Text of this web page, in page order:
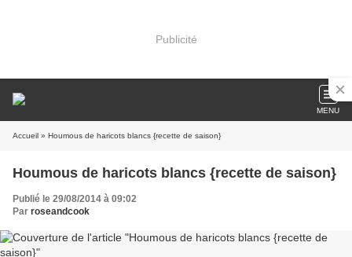
Publicité
MENU
Accueil » Houmous de haricots blancs {recette de saison}
Houmous de haricots blancs {recette de saison}
Publié le 29/08/2014 à 09:02
Par roseandcook